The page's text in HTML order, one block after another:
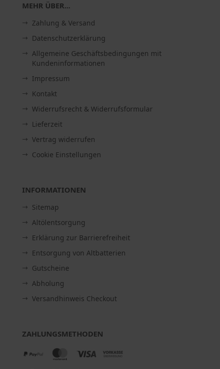
MEHR ÜBER...
Zahlung & Versand
Datenschutzerklärung
Allgemeine Geschäftsbedingungen mit
Kundeninformationen
Impressum
Kontakt
Widerrufsrecht & Widerrufsformular
Lieferzeit
Vertrag widerrufen
Cookie Einstellungen
INFORMATIONEN
Sitemap
Altölentsorgung
Erklärung zur Barrierefreiheit
Entsorgung von Altbatterien
Gutscheine
Abholung
Versandhinweis Checkout
ZAHLUNGSMETHODEN